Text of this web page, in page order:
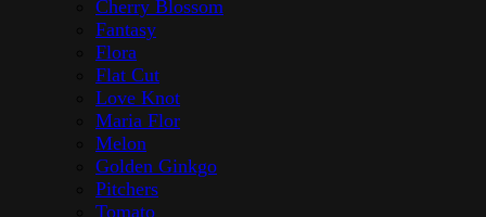
Cherry Blossom
Fantasy
Flora
Flat Cut
Love Knot
Maria Flor
Melon
Golden Ginkgo
Pitchers
Tomato